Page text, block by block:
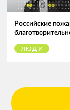
Российские
ЛЮДИ